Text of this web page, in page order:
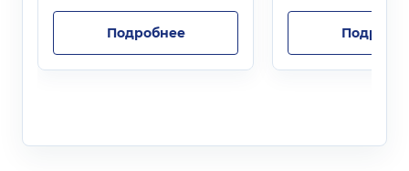
Подробнее